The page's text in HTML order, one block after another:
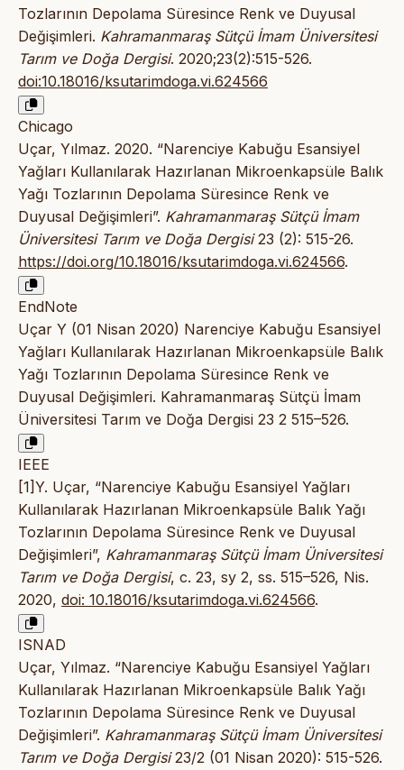
Tozlarının Depolama Süresince Renk ve Duyusal
Değişimleri. Kahramanmaraş Sütçü İmam Üniversitesi
Tarım ve Doğa Dergisi. 2020;23(2):515-526.
doi:10.18016/ksutarimdoga.vi.624566
Chicago
Uçar, Yılmaz. 2020. “Narenciye Kabuğu Esansiyel
Yağları Kullanılarak Hazırlanan Mikroenkapsüle Balık
Yağı Tozlarının Depolama Süresince Renk ve
Duyusal Değişimleri”. Kahramanmaraş Sütçü İmam
Üniversitesi Tarım ve Doğa Dergisi23 (2): 515-26.
https://doi.org/10.18016/ksutarimdoga.vi.624566.
EndNote
Uçar Y (01 Nisan 2020) Narenciye Kabuğu Esansiyel
Yağları Kullanılarak Hazırlanan Mikroenkapsüle Balık
Yağı Tozlarının Depolama Süresince Renk ve
Duyusal Değişimleri. Kahramanmaraş Sütçü İmam
Üniversitesi Tarım ve Doğa Dergisi 23 2 515–526.
IEEE
[1]Y. Uçar, “Narenciye Kabuğu Esansiyel Yağları
Kullanılarak Hazırlanan Mikroenkapsüle Balık Yağı
Tozlarının Depolama Süresince Renk ve Duyusal
Değişimleri”, Kahramanmaraş Sütçü İmam Üniversitesi
Tarım ve Doğa Dergisi, c. 23, sy 2, ss. 515–526, Nis.
2020, doi: 10.18016/ksutarimdoga.vi.624566.
ISNAD
Uçar, Yılmaz. “Narenciye Kabuğu Esansiyel Yağları
Kullanılarak Hazırlanan Mikroenkapsüle Balık Yağı
Tozlarının Depolama Süresince Renk ve Duyusal
Değişimleri”. Kahramanmaraş Sütçü İmam Üniversitesi
Tarım ve Doğa Dergisi23/2 (01 Nisan 2020): 515-526.